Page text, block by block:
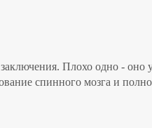
Плохо одно - оно
спинного мозга и